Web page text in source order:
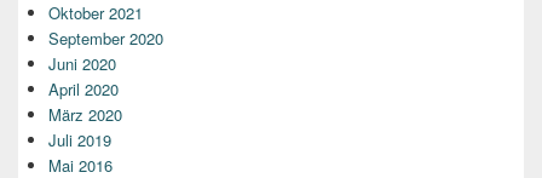
Oktober 2021
September 2020
Juni 2020
April 2020
März 2020
Juli 2019
Mai 2016